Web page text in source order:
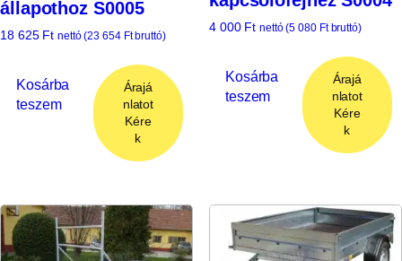
állapothoz S0005
18 625 Ft nettó (23 654 Ftbruttó)
Kosárba
teszem
Árajá
nlatot
Kére
k
4 000 Ft nettó (5 080 Ftbruttó)
Kosárba
teszem
Árajá
nlatot
Kére
k